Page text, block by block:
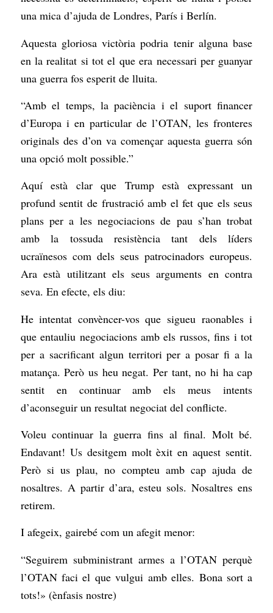
una mica d’ajuda de Londres, París i Berlín.
Aquesta gloriosa victòria podria tenir alguna base
en la realitat si tot el que era necessari per guanyar
una guerra fos esperit de lluita.
“Amb el temps, la paciència i el suport financer
d’Europa i en particular de l’OTAN, les fronteres
originals des d’on va començar aquesta guerra són
una opció molt possible.”
Aquí està clar que Trump està expressant un
profund sentit de frustració amb el fet que els seus
plans per a les negociacions de pau s’han trobat
amb la tossuda resistència tant dels líders
ucraïnesos com dels seus patrocinadors europeus.
Ara està utilitzant els seus arguments en contra
seva. En efecte, els diu:
He intentat convèncer-vos que sigueu raonables i
que entauliu negociacions amb els russos, fins i tot
per a sacrificant algun territori per a posar fi a la
matança. Però us heu negat. Per tant, no hi ha cap
sentit en continuar amb els meus intents
d’aconseguir un resultat negociat del conflicte.
Voleu continuar la guerra fins al final. Molt bé.
Endavant! Us desitgem molt èxit en aquest sentit.
Però si us plau, no compteu amb cap ajuda de
nosaltres. A partir d’ara, esteu sols. Nosaltres ens
retirem.
I afegeix, gairebé com un afegit menor:
“Seguirem subministrant armes a l’OTAN perquè
l’OTAN faci el que vulgui amb elles. Bona sort a
tots!» (ènfasis nostre)